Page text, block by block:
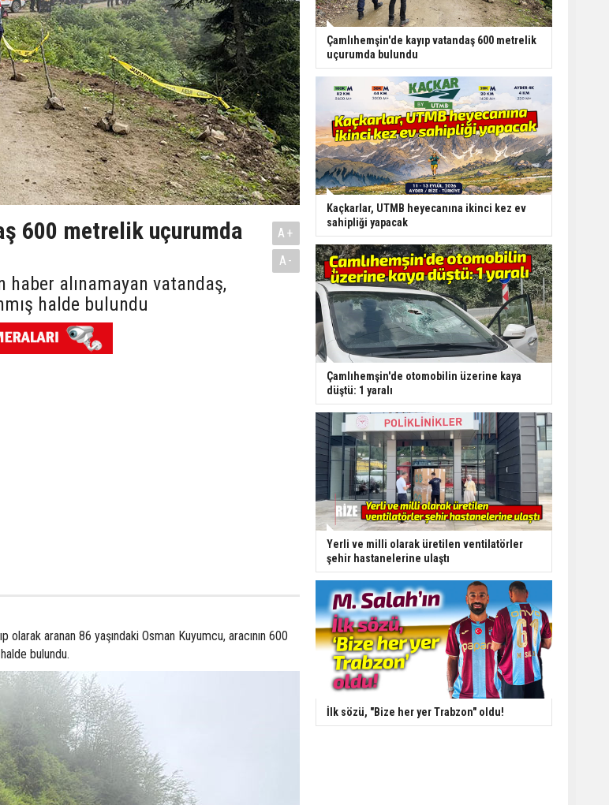
600 metrelik uçurumda
haber alınamayan vatandaş,
halde bulundu
A+
A-
olarak aranan 86 yaşındaki Osman Kuyumcu, aracının 600
bulundu.
Çamlıhemşin'de kayıp vatandaş 600 metrelik
uçurumda bulundu
Kaçkarlar, UTMB heyecanına ikinci kez ev
sahipliği yapacak
Çamlıhemşin'de otomobilin üzerine kaya
düştü: 1 yaralı
Yerli ve milli olarak üretilen ventilatörler
şehir hastanelerine ulaştı
İlk sözü, "Bize her yer Trabzon" oldu!